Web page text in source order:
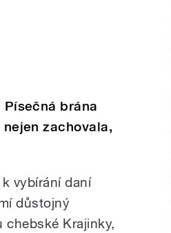
brána
zachovala,
vybírání daní
důstojný
chebské Krajinky,